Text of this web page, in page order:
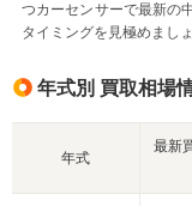
つカーセンサーで最新の
タイミングを見極めましょ
年式別 買取相場
年式
最新